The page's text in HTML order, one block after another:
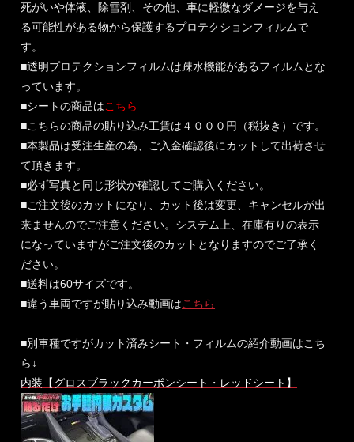
死がいや体液、除雪剤、その他、車に軽微なダメージを与え
る可能性がある物から保護するプロテクションフィルムで
す。
■透明プロテクションフィルムは疎水機能があるフィルムとな
っています。
■シートの商品はこちら
■こちらの商品の貼り込み工賃は４０００円（税抜き）です。
■本製品は受注生産の為、ご入金確認後にカットして出荷させ
て頂きます。
■必ず写真と同じ形状か確認してご購入ください。
■ご注文後のカットになり、カット後は変更、キャンセルが出
来ませんのでご注意ください。システム上、在庫有りの表示
になっていますがご注文後のカットとなりますのでご了承く
ださい。
■送料は60サイズです。
■違う車両ですが貼り込み動画はこちら
■別車種ですがカット済みシート・フィルムの紹介動画はこち
ら↓
内装【グロスブラックカーボンシート・レッドシート】